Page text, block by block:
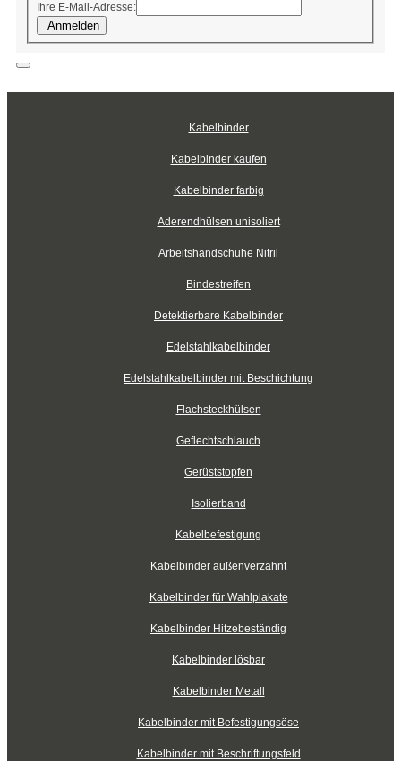
Ihre E-Mail-Adresse:
Anmelden
Kabelbinder
Kabelbinder kaufen
Kabelbinder farbig
Aderendhülsen unisoliert
Arbeitshandschuhe Nitril
Bindestreifen
Detektierbare Kabelbinder
Edelstahlkabelbinder
Edelstahlkabelbinder mit Beschichtung
Flachsteckhülsen
Geflechtschlauch
Gerüststopfen
Isolierband
Kabelbefestigung
Kabelbinder außenverzahnt
Kabelbinder für Wahlplakate
Kabelbinder Hitzebeständig
Kabelbinder lösbar
Kabelbinder Metall
Kabelbinder mit Befestigungsöse
Kabelbinder mit Beschriftungsfeld